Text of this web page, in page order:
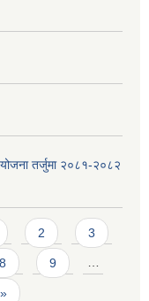
योजना तर्जुमा २०८१-२०८२
2 3
8 9 …